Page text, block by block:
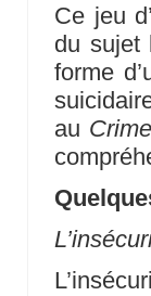
Ce jeu
du sujet
forme
au